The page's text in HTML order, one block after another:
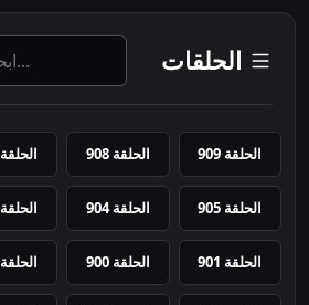
الحلقات
الحلقة 909 الحلقة 908 الحلقة 907
الحلقة 905 الحلقة 904 الحلقة 903
الحلقة 901 الحلقة 900 الحلقة 899